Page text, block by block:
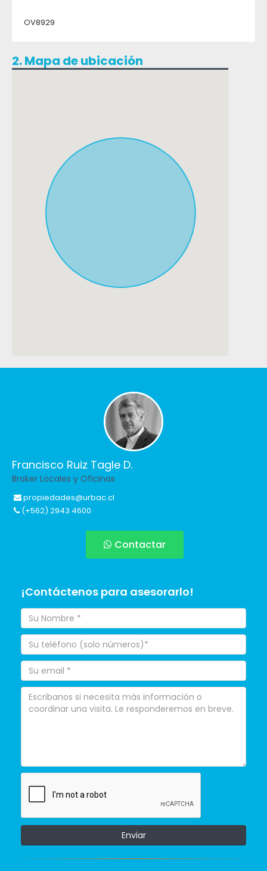
OV8929
2. Mapa de ubicación
Francisco Ruiz Tagle D.
Broker Locales y Oficinas
propiedades@urbac.cl
(+562) 2943 4600
Contactar
¡Contáctenos para asesorarlo!
Enviar